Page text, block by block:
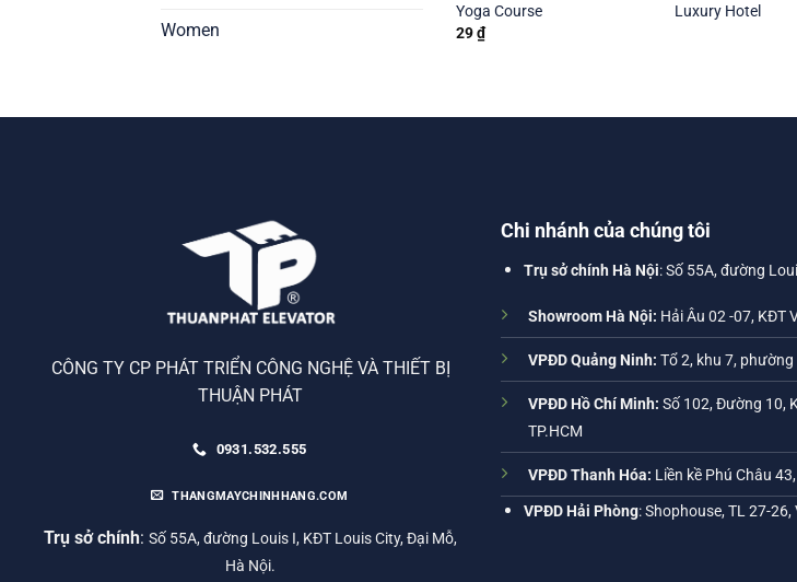
Women
Yoga Course
29₫
Luxury Hotel
CÔNG TY CP PHÁT TRIỂN CÔNG NGHỆ VÀ THIẾT BỊ
THUẬN PHÁT
0931.532.555
THANGMAYCHINHHANG.COM
Trụ sở chính: Số 55A, đường Louis I, KĐT Louis City, Đại Mỗ,
Hà Nội.
Chi nhánh của chúng tôi
Trụ sở chính Hà Nội: Số 55A, đường
Showroom Hà Nội: Hải Âu 02 -07, KĐT
VPĐD Quảng Ninh: Tổ 2, khu 7,
VPĐD Hồ Chí Minh: Số 102, Đường 10,
TP.HCM
VPĐD Thanh Hóa: Liền kề Phú Châu
VPĐD Hải Phòng: Shophouse, TL 27-